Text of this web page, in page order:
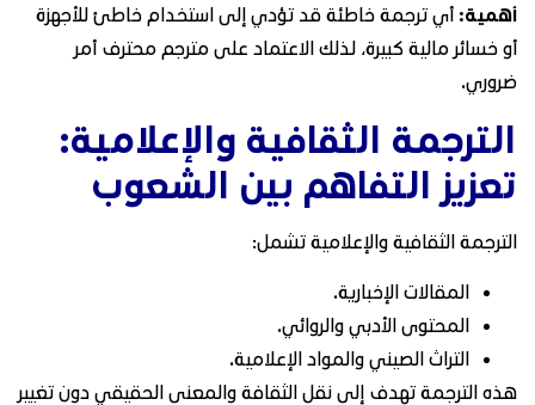
أهمية: أي ترجمة خاطئة قد تؤدي إلى استخدام خاطئ للأجهزة
أو خسائر مالية كبيرة، لذلك الاعتماد على مترجم محترف أمر
ضروري.
الترجمة الثقافية والإعلامية:
تعزيز التفاهم بين الشعوب
الترجمة الثقافية والإعلامية تشمل:
المقالات الإخبارية.
المحتوى الأدبي والروائي.
التراث الصيني والمواد الإعلامية.
هذه الترجمة تهدف إلى نقل الثقافة والمعنى الحقيقي دون تغيير